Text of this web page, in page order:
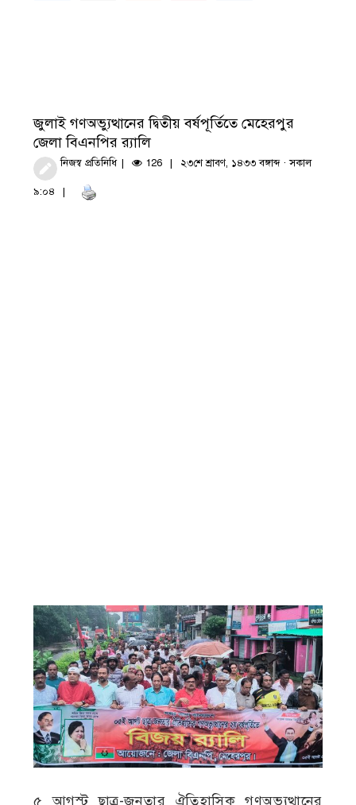
জুলাই গণঅভ্যুত্থানের দ্বিতীয় বর্ষপূর্তিতে মেহেরপুর
জেলা বিএনপির র‍্যালি
নিজস্ব প্রতিনিধি 126 ২৩শে শ্রাবণ, ১৪৩৩ বঙ্গাব্দ · সকাল
৯:০৪
৫ আগস্ট ছাত্র-জনতার ঐতিহাসিক গণঅভ্যুত্থানের